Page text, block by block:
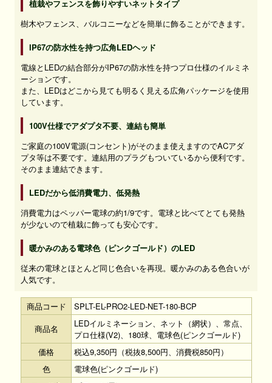
植栽やフェンスを飾りやすいネットタイプ
樹木やフェンス、バルコニーなどを簡単に飾ることができます。
IP67の防水性を持つ広角LEDヘッド
電線とLEDの結合部分がIP67の防水性を持つプロ仕様のイルミネ
ーションです。
また、LEDはどこから見ても明るく見える広角パッケージを使用
しています。
100V仕様でアダプタ不要、連結も簡単
ご家庭の100V電源(コンセント)がそのまま使えますのでACアダ
プタ等は不要です。連結用のプラグもついているから便利です。
そのまま連結できます。
LEDだから低消費電力、低発熱
消費電力はペッパー電球の約1/9です。電球と比べてとても発熱
が少ないので植栽に飾っても安心です。
暖かみのある電球色（ピンクゴールド）のLED
従来の電球とほとんど同じ色合いを再現。暖かみのある色合いが
人気です。
商品コード
SPLT-EL-PRO2-LED-NET-180-BCP
商品名
LEDイルミネーション、ネット（網状）、常点、
プロ仕様(V2)、180球、電球色(ピンクゴールド)
価格
税込9,350円（税抜8,500円、消費税850円）
色
電球色(ピンクゴールド)